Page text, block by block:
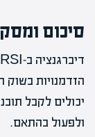
סיכום
הזדמנויות בשוק
יכולים לקבל
ולפעול בהתאם.